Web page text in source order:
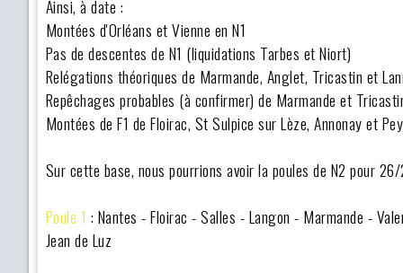
Ainsi, à date :
Montées d'Orléans et Vienne en N1
Pas de descentes de N1 (liquidations Tarbes et Niort)
Relégations théoriques de Marmande, Anglet, Tricastin et
Repêchages probables (à confirmer) de Marmande et
Montées de F1 de Floirac, St Sulpice sur Lèze, Annonay et
Sur cette base, nous pourrions avoir la poules de N2 pour
Poule 1 : Nantes - Floirac - Salles - Langon - Marmande -
Jean de Luz